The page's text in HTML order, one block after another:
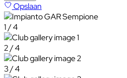
Opslaan
1 / 4
2 / 4
3 / 4